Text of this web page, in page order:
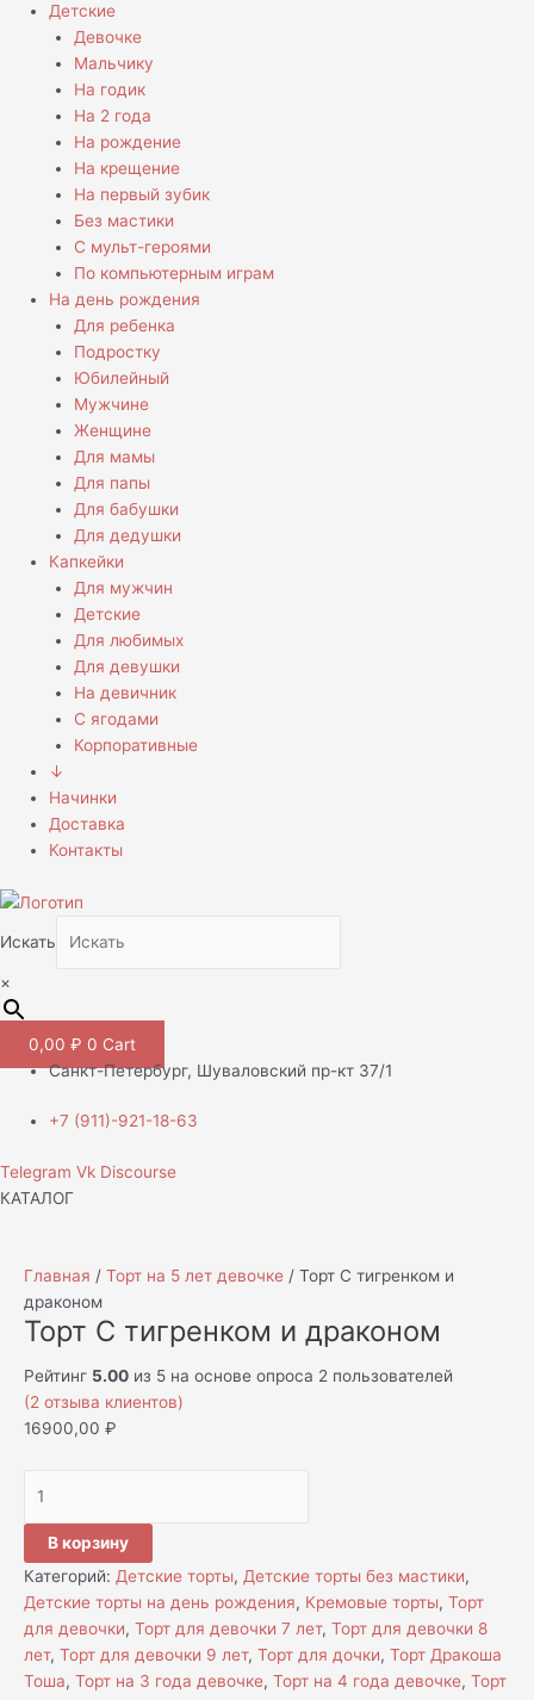
Детские
Девочке
Мальчику
На годик
На 2 года
На рождение
На крещение
На первый зубик
Без мастики
С мульт-героями
По компьютерным играм
На день рождения
Для ребенка
Подростку
Юбилейный
Мужчине
Женщине
Для мамы
Для папы
Для бабушки
Для дедушки
Капкейки
Для мужчин
Детские
Для любимых
Для девушки
На девичник
С ягодами
Корпоративные
↓
Начинки
Доставка
Контакты
Искать
×
0,00 ₽ 0 Cart
Санкт-Петербург, Шуваловский пр-кт 37/1
+7 (911)-921-18-63
Telegram Vk Discourse
КАТАЛОГ
Главная / Торт на 5 лет девочке / Торт C тигренком и
драконом
Торт C тигренком и драконом
Рейтинг 5.00 из 5 на основе опроса 2 пользователей
(2 отзыва клиентов)
16900,00 ₽
В корзину
Категорий: Детские торты, Детские торты без мастики,
Детские торты на день рождения, Кремовые торты, Торт
для девочки, Торт для девочки 7 лет, Торт для девочки 8
лет, Торт для девочки 9 лет, Торт для дочки, Торт Дракоша
Тоша, Торт на 3 года девочке, Торт на 4 года девочке, Торт